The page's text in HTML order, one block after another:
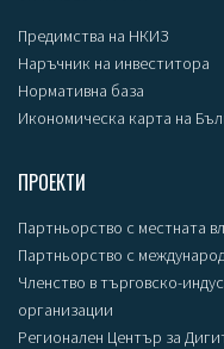
Предимства на НКИЗ
Наръчник на инвеститора
Нормативна база
Икономическа карта на
ПРОЕКТИ
Партньорство с местната
Партньорство с
Членство в търговско-
организации
Регионален Център за